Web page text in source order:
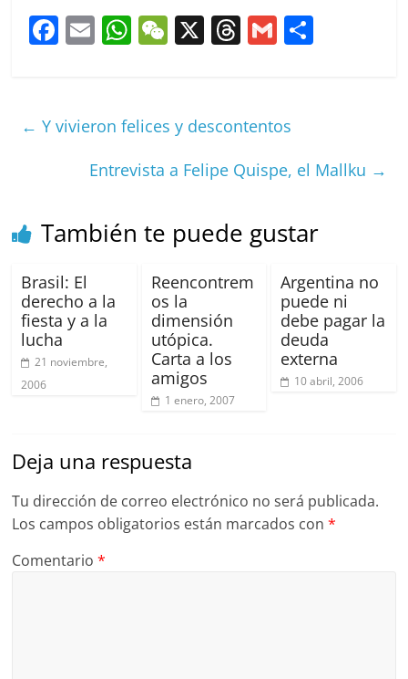
F
e
k
E
l
W
s
p
W
h
at
X T
a
s
G
l
tir
← Y vivieron felices y descontentos
Entrevista a Felipe Quispe, el Mallku →
También te puede gustar
Brasil: El
derecho a la
fiesta y a la
lucha
21 noviembre,
2006
Reencontrem
os la
dimensión
utópica.
Carta a los
amigos
1 enero, 2007
Argentina no
puede ni
debe pagar la
deuda
externa
10 abril, 2006
Deja una respuesta
Tu dirección de correo electrónico no será publicada.
Los campos obligatorios están marcados con*
Comentario*